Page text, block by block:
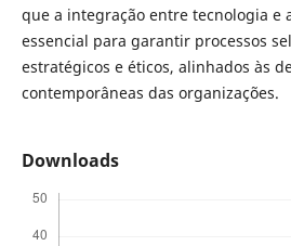
que a integração entre tecnologia e
essencial para garantir processos
estratégicos e éticos, alinhados às
contemporâneas das organizações.
Downloads